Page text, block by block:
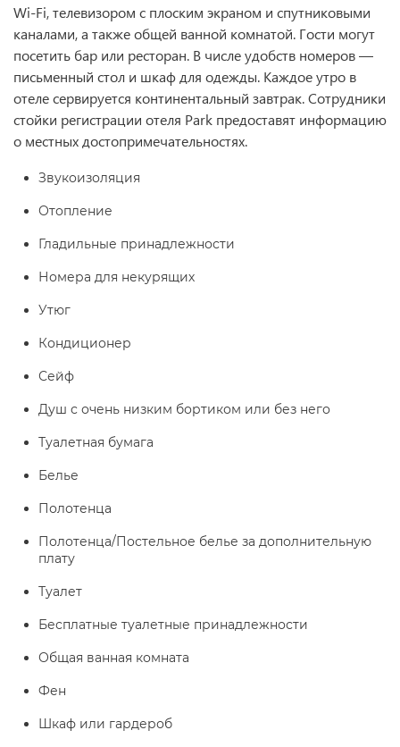
Wi-Fi, телевизором с плоским экраном и спутниковыми
каналами, а также общей ванной комнатой. Гости могут
посетить бар или ресторан. В числе удобств номеров —
письменный стол и шкаф для одежды. Каждое утро в
отеле сервируется континентальный завтрак. Сотрудники
стойки регистрации отеля Park предоставят информацию
о местных достопримечательностях.
Звукоизоляция
Отопление
Гладильные принадлежности
Номера для некурящих
Утюг
Кондиционер
Сейф
Душ с очень низким бортиком или без него
Туалетная бумага
Белье
Полотенца
Полотенца/Постельное белье за дополнительную
плату
Туалет
Бесплатные туалетные принадлежности
Общая ванная комната
Фен
Шкаф или гардероб